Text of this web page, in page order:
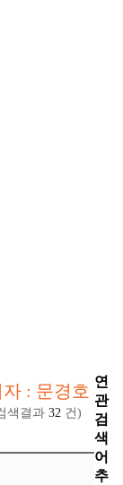
자 : 문경호
색결과 32 건)
연
관
검
색
어
추